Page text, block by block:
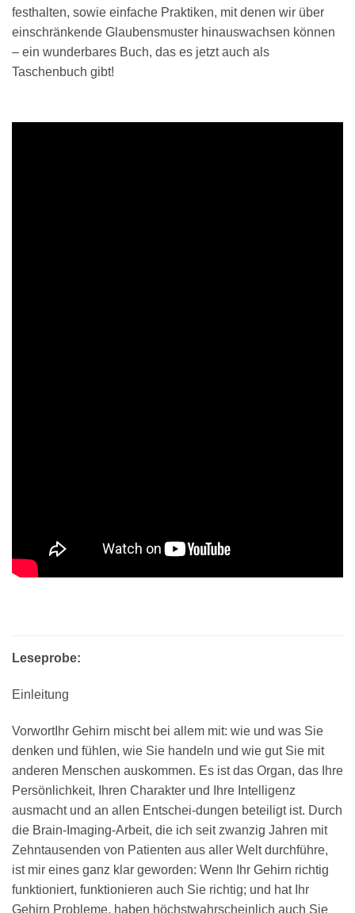
festhalten, sowie einfache Praktiken, mit denen wir über
einschränkende Glaubensmuster hinauswachsen können
– ein wunderbares Buch, das es jetzt auch als
Taschenbuch gibt!
Leseprobe:
Einleitung
VorwortIhr Gehirn mischt bei allem mit: wie und was Sie
denken und fühlen, wie Sie handeln und wie gut Sie mit
anderen Menschen auskommen. Es ist das Organ, das Ihre
Persönlichkeit, Ihren Charakter und Ihre Intelligenz
ausmacht und an allen Entschei-dungen beteiligt ist. Durch
die Brain-Imaging-Arbeit, die ich seit zwanzig Jahren mit
Zehntausenden von Patienten aus aller Welt durchführe,
ist mir eines ganz klar geworden: Wenn Ihr Gehirn richtig
funktioniert, funktionieren auch Sie richtig; und hat Ihr
Gehirn Probleme, haben höchstwahrscheinlich auch Sie